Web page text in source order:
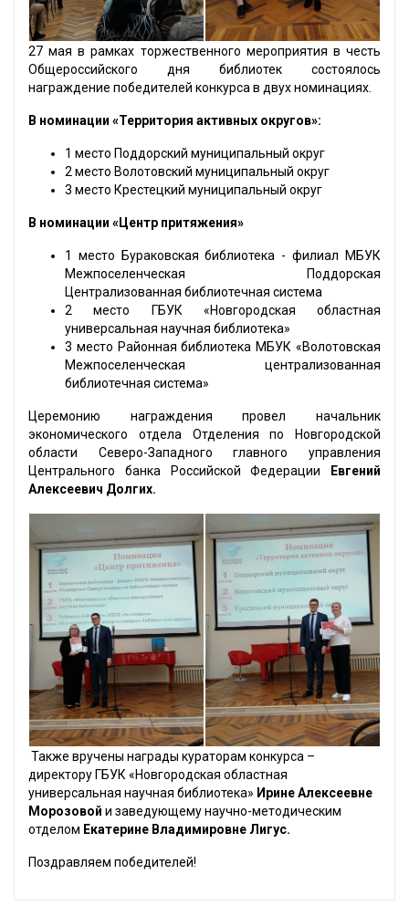
27 мая в рамках торжественного мероприятия в честь
Общероссийского дня библиотек состоялось
награждение победителей конкурса в двух номинациях.
В номинации «Территория активных округов»:
1 место Поддорский муниципальный округ
2 место Волотовский муниципальный округ
3 место Крестецкий муниципальный округ
В номинации «Центр притяжения»
1 место Бураковская библиотека - филиал МБУК
Межпоселенческая Поддорская
Централизованная библиотечная система
2 место ГБУК «Новгородская областная
универсальная научная библиотека»
3 место Районная библиотека МБУК «Волотовская
Межпоселенческая централизованная
библиотечная система»
Церемонию награждения провел начальник
экономического отдела Отделения по Новгородской
области Северо-Западного главного управления
Центрального банка Российской Федерации
Евгений
Алексеевич Долгих.
Также вручены награды кураторам конкурса –
директору ГБУК «Новгородская областная
универсальная научная библиотека» Ирине Алексеевне
Морозовой и заведующему научно-методическим
отделом Екатерине Владимировне Лигус.
Поздравляем победителей!